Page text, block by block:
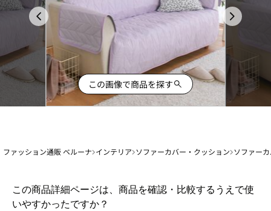
この画像で商品を探す
ファッション通販 ベルーナ インテリア ソファーカバー・クッション ソファー
この商品詳細ページは、商品を確認・比較するうえで使
いやすかったですか？
1
か